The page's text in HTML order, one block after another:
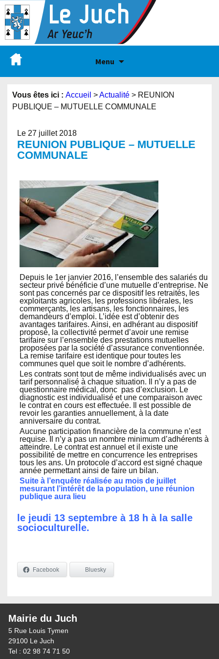
Menu
Vous êtes ici : Accueil >Actualité > REUNION
PUBLIQUE – MUTUELLE COMMUNALE
Le 27 juillet 2018
REUNION PUBLIQUE – MUTUELLE
COMMUNALE
Depuis le 1er janvier 2016, l’ensemble des salariés du
secteur privé bénéficie d’une mutuelle d’entreprise. Ne
sont pas concernés par ce dispositif les retraités, les
exploitants agricoles, les professions libérales, les
commerçants, les artisans, les fonctionnaires, les
demandeurs d’emploi. L’idée est d’obtenir des
avantages tarifaires. Ainsi, en adhérant au dispositif
proposé, la collectivité permet d’avoir une remise
tarifaire sur l’ensemble des prestations mutuelles
proposées par la société d’assurance conventionnée.
La remise tarifaire est identique pour toutes les
communes quel que soit le nombre d’adhérents.
Les contrats sont tout de même individualisés avec un
tarif personnalisé à chaque situation. Il n’y a pas de
questionnaire médical, donc pas d’exclusion. Le
diagnostic est individualisé et une comparaison avec
le contrat en cours est effectuée. Il est possible de
revoir les garanties annuellement, à la date
anniversaire du contrat.
Aucune participation financière de la commune n’est
requise. Il n’y a pas un nombre minimum d’adhérents à
atteindre. Le contrat est annuel et il existe une
possibilité de mettre en concurrence les entreprises
tous les ans. Un protocole d’accord est signé chaque
année permettant ainsi de faire un bilan.
Suite à l’enquête réalisée au mois de juillet
mesurant l’intérêt de la population, une réunion
publique aura lieu
le jeudi 13 septembre à 18 h à la salle
socioculturelle.
Facebook Bluesky
Mairie du Juch
5 Rue Louis Tymen
29100 Le Juch
Tel : 02 98 74 71 50